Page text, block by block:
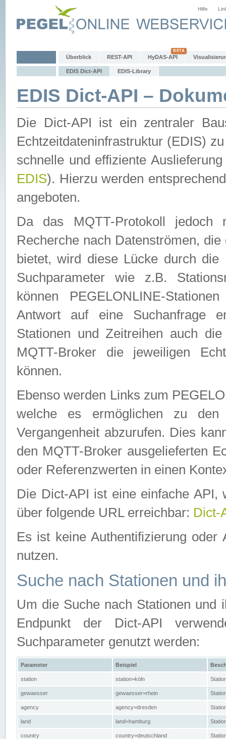
Hilfe
Überblick REST-API HyDAS-API
EDIS Dict-API EDIS-Library
EDIS Dict-API –
Die Dict-API ist ein zentraler
Echtzeitdateninfrastruktur (EDIS)
schnelle und effiziente
EDIS). Hierzu werden
angeboten.
Da das MQTT-Protokoll jedoch
Recherche nach Datenströmen,
bietet, wird diese Lücke durch die
Suchparameter wie z.B.
können PEGELONLINE-
Antwort auf eine Suchanfrage
Stationen und Zeitreihen auch
MQTT-Broker die jeweiligen
können.
Ebenso werden Links zum
welche es ermöglichen zu den
Vergangenheit abzurufen. Dies
den MQTT-Broker ausgelieferten
oder Referenzwerten in einen
Die Dict-API ist eine einfache API,
über folgende URL erreichbar: Dict-
Es ist keine Authentifizierung
nutzen.
Suche nach Stationen und
Um die Suche nach Stationen und
Endpunkt der Dict-API
Suchparameter genutzt werden:
Parameter Beispiel
station station=köln
gewaesser gewaesser=rhein
agency agency=dresden
land land=hamburg
country country=deutschland